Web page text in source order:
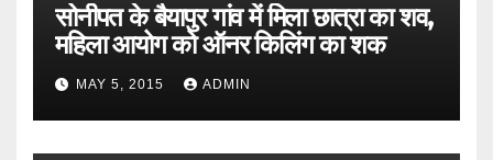
सोनीपत के बैयापुर गांव में मिला छात्रा का शव,
महिला आयोग को ऑनर किलिंग का शक
MAY 5, 2015 ADMIN